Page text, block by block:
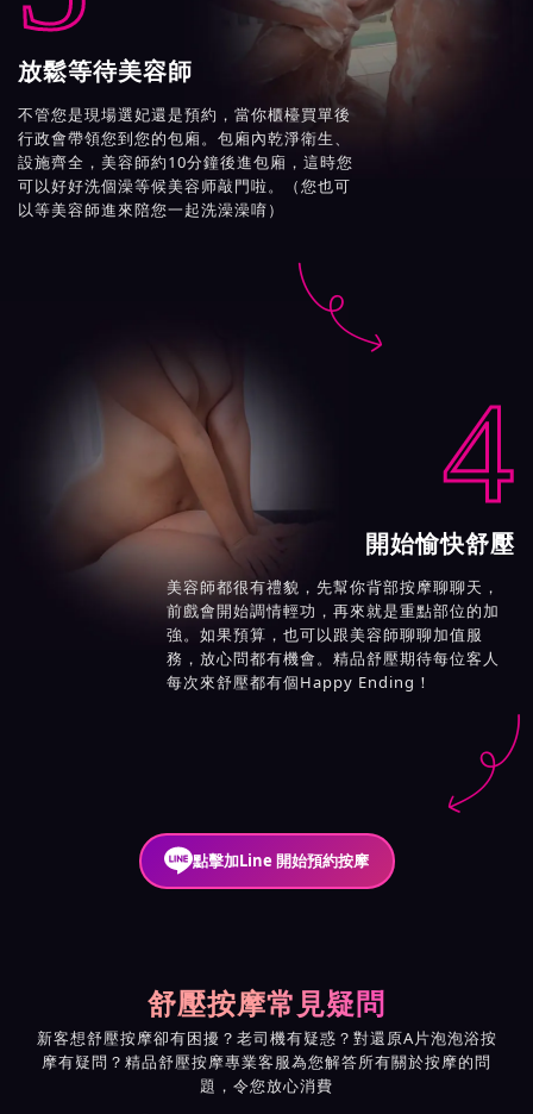
放鬆等待美容師
不管您是現場選妃還是預約，當你櫃檯買單後
行政會帶領您到您的包廂。包廂內乾淨衛生、
設施齊全，美容師約10分鐘後進包廂，這時您
可以好好洗個澡等候美容师敲門啦。（您也可
以等美容師進來陪您一起洗澡澡唷）

4
開始愉快舒壓
美容師都很有禮貌，先幫你背部按摩聊聊天，
前戲會開始調情輕功，再來就是重點部位的加
強。如果預算，也可以跟美容師聊聊加值服
務，放心問都有機會。精品舒壓期待每位客人
每次來舒壓都有個Happy Ending！
點擊加Line 開始預約按摩
舒壓按摩常見疑問
新客想舒壓按摩卻有困擾？老司機有疑惑？對還原A片泡泡浴按
摩有疑問？精品舒壓按摩專業客服為您解答所有關於按摩的問
題，令您放心消費